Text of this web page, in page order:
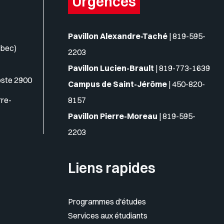
2900
Pavillon Alexandre-Taché |819-595-
2203
Pavillon Lucien-Brault |819-773-1639
Campus de Saint-Jérôme |450-820-
8157
Pavillon Pierre-Moreau |819-595-
2203
Liens rapides
Programmes d'études
Services aux étudiants